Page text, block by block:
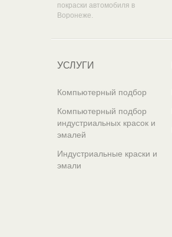
покраски автомобиля в
Воронеже.
УСЛУГИ
Компьютерный подбор
Компьютерный подбор
индустриальных красок и
эмалей
Индустриальные краски и
эмали